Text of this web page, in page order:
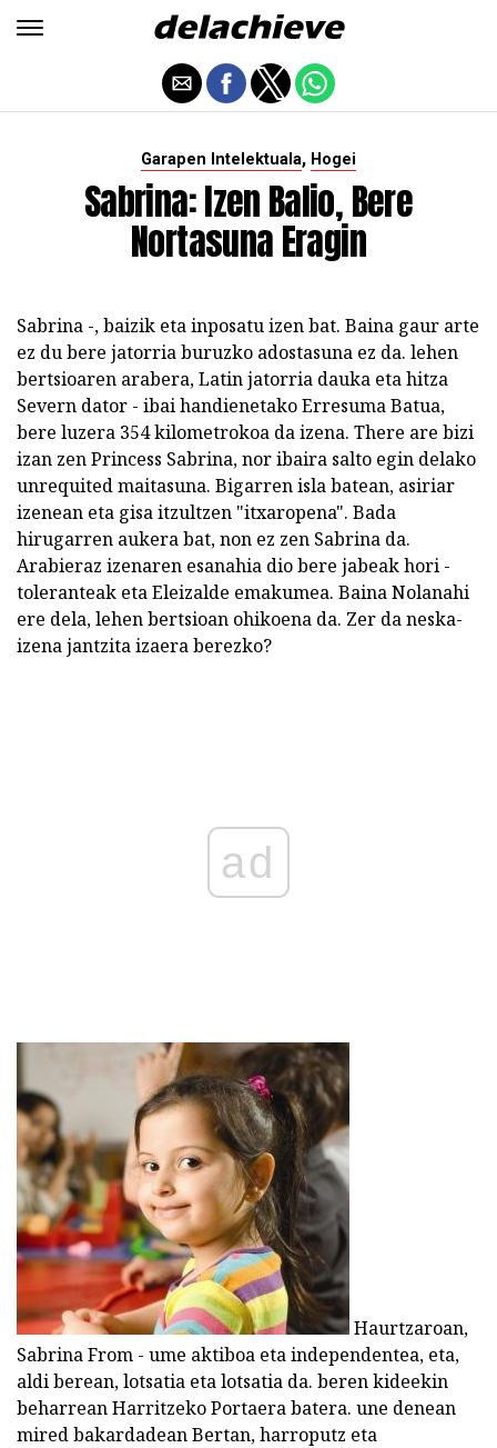
Garapen Intelektuala, Hogei
Sabrina: Izen Balio, Bere
Nortasuna Eragin
Sabrina -, baizik eta inposatu izen bat. Baina gaur arte
ez du bere jatorria buruzko adostasuna ez da. lehen
bertsioaren arabera, Latin jatorria dauka eta hitza
Severn dator - ibai handienetako Erresuma Batua,
bere luzera 354 kilometrokoa da izena. There are bizi
izan zen Princess Sabrina, nor ibaira salto egin delako
unrequited maitasuna. Bigarren isla batean, asiriar
izenean eta gisa itzultzen "itxaropena". Bada
hirugarren aukera bat, non ez zen Sabrina da.
Arabieraz izenaren esanahia dio bere jabeak hori -
toleranteak eta Eleizalde emakumea. Baina Nolanahi
ere dela, lehen bertsioan ohikoena da. Zer da neska-
izena jantzita izaera berezko?
ad
Haurtzaroan,
Sabrina From - ume aktiboa eta independentea, eta,
aldi berean, lotsatia eta lotsatia da. beren kideekin
beharrean Harritzeko Portaera batera. une denean
mired bakardadean Bertan, harroputz eta